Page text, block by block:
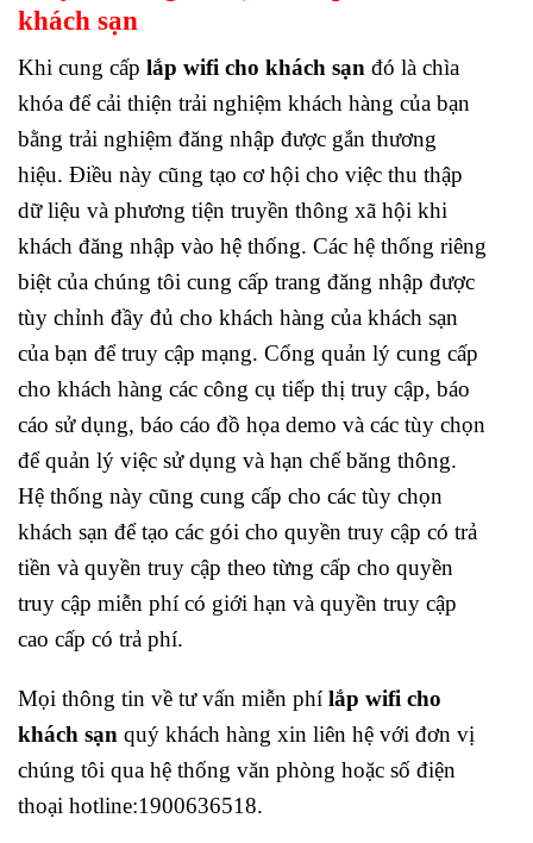
khách sạn
Khi cung cấp lắp wifi cho khách sạn đó là chìa
khóa để cải thiện trải nghiệm khách hàng của bạn
bằng trải nghiệm đăng nhập được gắn thương
hiệu. Điều này cũng tạo cơ hội cho việc thu thập
dữ liệu và phương tiện truyền thông xã hội khi
khách đăng nhập vào hệ thống. Các hệ thống riêng
biệt của chúng tôi cung cấp trang đăng nhập được
tùy chỉnh đầy đủ cho khách hàng của khách sạn
của bạn để truy cập mạng. Cổng quản lý cung cấp
cho khách hàng các công cụ tiếp thị truy cập, báo
cáo sử dụng, báo cáo đồ họa demo và các tùy chọn
để quản lý việc sử dụng và hạn chế băng thông.
Hệ thống này cũng cung cấp cho các tùy chọn
khách sạn để tạo các gói cho quyền truy cập có trả
tiền và quyền truy cập theo từng cấp cho quyền
truy cập miễn phí có giới hạn và quyền truy cập
cao cấp có trả phí.
Mọi thông tin về tư vấn miễn phí lắp wifi cho
khách sạn quý khách hàng xin liên hệ với đơn vị
chúng tôi qua hệ thống văn phòng hoặc số điện
thoại hotline:1900636518.